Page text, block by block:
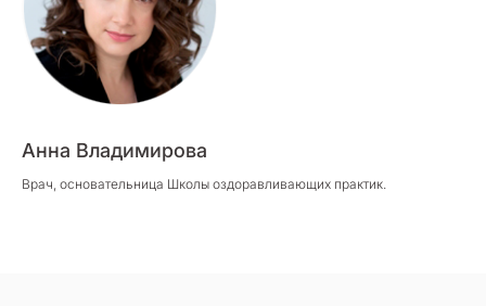
Анна Владимирова
Врач, основательница Школы оздоравливающих практик.